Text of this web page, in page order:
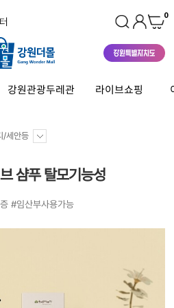
0
강원관광두레관 라이브쇼핑
/세안등
샴푸 탈모기능성
#임산부사용가능